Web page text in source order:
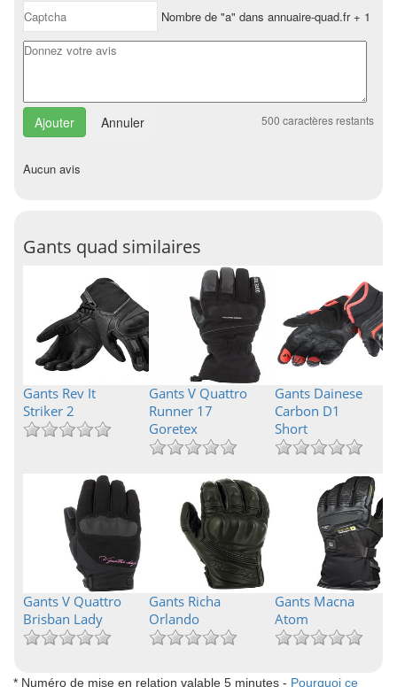
Nombre de "a" dans annuaire-quad.fr + 1
Annuler 500 caractères restants
Aucun avis
Gants quad similaires
Gants Rev It
Striker 2
Gants V Quattro
Runner 17
Goretex
Gants Dainese
Carbon D1
Short
Gants V Quattro
Brisban Lady
Gants Richa
Orlando
Gants Macna
Atom
* Numéro de mise en relation valable 5 minutes - Pourquoi ce